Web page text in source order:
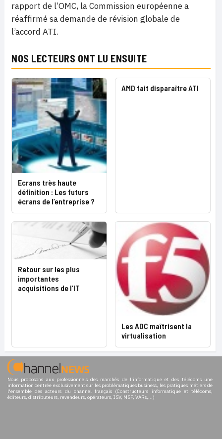
rapport de l’OMC, la Commission européenne a
réaffirmé sa demande de révision globale de
l’accord ATI.
NOS LECTEURS ONT LU ENSUITE
Ecrans très haute
définition : Les futurs
écrans de l’entreprise ?
AMD fait disparaître ATI
Retour sur les plus
importantes
acquisitions de l’IT
Les ADC maîtrisent la
virtualisation
Nous proposons aux professionnels des marchés de l'informatique et des télécoms une
information centrée exclusivement sur les problématiques business, les pratiques métiers de
l'ensemble des acteurs du channel français (Constructeurs informatique et télécoms,
éditeurs, distributeurs, revendeurs, opérateurs, ISV, MSP, VARs,...)